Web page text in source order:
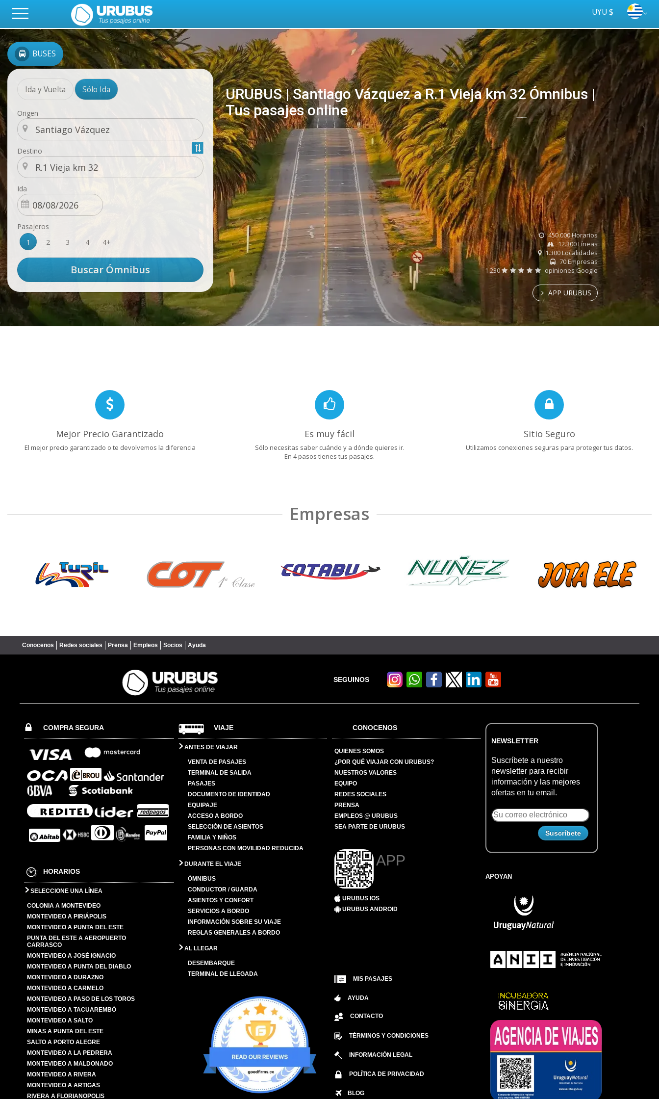
UYU $
BUSES
Ida y Vuelta Sólo Ida
Origen
Destino
Ida
Pasajeros
1
2 3 4 4+
URUBUS | Santiago Vázquez a R.1 Vieja km 32 Ómnibus |
Tus pasajes online
online
Tus
ómnibus
450.000 Horarios
12.300 Líneas
1.300 Localidades
70 Empresas
1.230
opiniones Google
APP URUBUS
Mejor Precio Garantizado
El mejor precio garantizado o te devolvemos la diferencia
Es muy fácil
Sólo necesitas saber cuándo y a dónde quieres ir.
En 4 pasos tienes tus pasajes.
Sitio Seguro
Utilizamos conexiones seguras para proteger tus datos.
Empresas
Conocenos Redes sociales Prensa Empleos Socios Ayuda
SEGUINOS
COMPRA SEGURA
HORARIOS
SELECCIONE UNA LÍNEA
COLONIA A MONTEVIDEO
MONTEVIDEO A PIRIÁPOLIS
MONTEVIDEO A PUNTA DEL ESTE
PUNTA DEL ESTE A AEROPUERTO
CARRASCO
MONTEVIDEO A JOSÉ IGNACIO
MONTEVIDEO A PUNTA DEL DIABLO
MONTEVIDEO A DURAZNO
MONTEVIDEO A CARMELO
MONTEVIDEO A PASO DE LOS TOROS
MONTEVIDEO A TACUAREMBÓ
MONTEVIDEO A SALTO
MINAS A PUNTA DEL ESTE
SALTO A PORTO ALEGRE
MONTEVIDEO A LA PEDRERA
MONTEVIDEO A MALDONADO
MONTEVIDEO A RIVERA
MONTEVIDEO A ARTIGAS
RIVERA A FLORIANOPOLIS
VIAJE
ANTES DE VIAJAR
VENTA DE PASAJES
TERMINAL DE SALIDA
PASAJES
DOCUMENTO DE IDENTIDAD
EQUIPAJE
ACCESO A BORDO
SELECCIÓN DE ASIENTOS
FAMILIA Y NIÑOS
PERSONAS CON MOVILIDAD REDUCIDA
DURANTE EL VIAJE
ÓMNIBUS
CONDUCTOR / GUARDA
ASIENTOS Y CONFORT
SERVICIOS A BORDO
INFORMACIÓN SOBRE SU VIAJE
REGLAS GENERALES A BORDO
AL LLEGAR
DESEMBARQUE
TERMINAL DE LLEGADA
CONOCENOS
QUIENES SOMOS
¿POR QUÉ VIAJAR CON URUBUS?
NUESTROS VALORES
EQUIPO
REDES SOCIALES
PRENSA
EMPLEOS @ URUBUS
SEA PARTE DE URUBUS
APP
URUBUS IOS
URUBUS ANDROID
MIS PASAJES
AYUDA
CONTACTO
TÉRMINOS Y CONDICIONES
INFORMACIÓN LEGAL
POLÍTICA DE PRIVACIDAD
BLOG
NEWSLETTER
Suscríbete a nuestro
newsletter para recibir
información y las mejores
ofertas en tu email.
APOYAN